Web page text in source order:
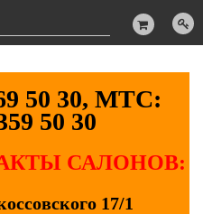
50 30, МТС:
50 30
САЛОНОВ:
17/1